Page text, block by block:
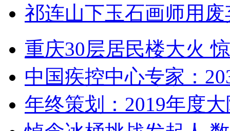
祁连山下玉石画师用
重庆30层居民楼大火
中国疾控中心专家：
年终策划：2019年度